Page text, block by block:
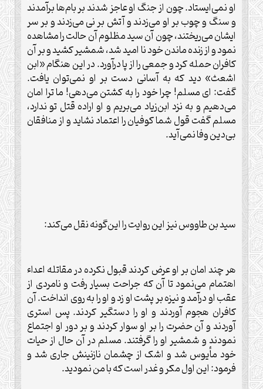
او نمی‌ایستاد. چون از جنگ او عاجز شدند بر بام‌ها برآمدند
و سنگ و چوب بر او می‌زدند و آتش بر نی می‌زدند و بر سر
ایشان می‌‌ریختند، چون آن سید مظلوم آن حالت را مشاهده
نمود و از زنده ماندن خود نا امید شد، شمشیر کشید و بر آن
کافران حمله کرد و جمعی را از پا درآورد. در این هنگام «ابن
اشعث» دید که به آسانی دست بر او نمی‌توان یافت.
گفت: ای مسلم! چرا خود را به کشتن می‌دهی! ما ترا امان
می‌دهیم و به نزد ابن‌زیاد می‌بریم و او اراده قتل تو ندارد،
مسلم گفت قول شما کوفیان را اعتماد نشاید و از منافقان
بی‌دین وفا نمی‌آید.
سید بن طاووس نیز این روایت را این‌گونه نقل می‌کند:
هر چند امان بر او عرض کردند قبول نکرده در مقاتله اعداء
اهتمام می‌نمود تا آن که جراحت بسیار رفت و نامردی از
عقب او درآمد و نیزه بر پشت او زد و او را به روی انداخت. آن
کافران هجوم آوردند و او را دستگیر کردند. پس استری
آوردند و آن حضرت را بر او سوار کردند و بر دور او اجتماع
نمودند و شمشیر او را گرفتند. مسلم در آن حال از حیات
خود مأیوس شد و اشک از چشمان نازنینش جاری شد و
فرمود: این اول مکر و غدر است که با من نمودید.